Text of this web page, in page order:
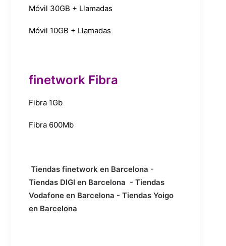
Móvil 30GB + Llamadas
Móvil 10GB + Llamadas
finetwork Fibra
Fibra 1Gb
Fibra 600Mb
Tiendas finetwork en Barcelona -
Tiendas DIGI en Barcelona - Tiendas
Vodafone en Barcelona - Tiendas Yoigo
en Barcelona